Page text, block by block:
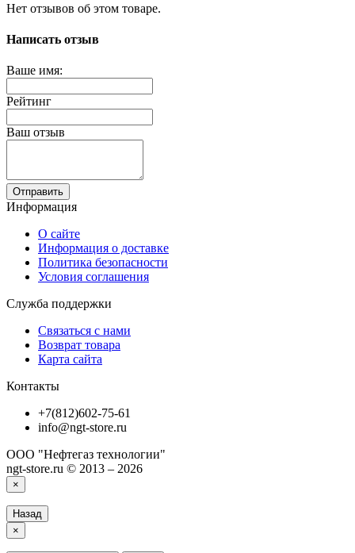
Нет отзывов об этом товаре.
Написать отзыв
Ваше имя:
Рейтинг
Ваш отзыв
Отправить
Информация
О сайте
Информация о доставке
Политика безопасности
Условия соглашения
Служба поддержки
Связаться с нами
Возврат товара
Карта сайта
Контакты
+7(812)602-75-61
info@ngt-store.ru
ООО "Нефтегаз технологии"
ngt-store.ru © 2013 – 2026
×
Назад
×